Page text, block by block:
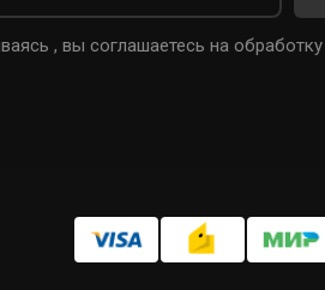
, вы соглашаетесь на обработку